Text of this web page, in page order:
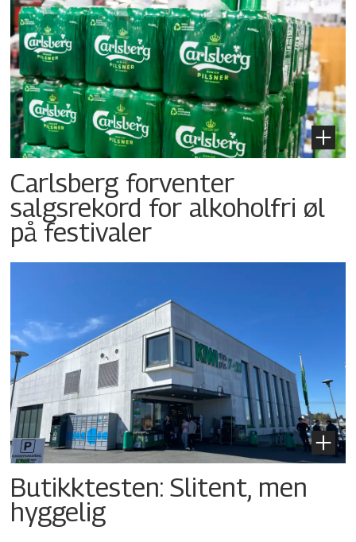
Carlsberg forventer
salgsrekord for alkoholfri øl
på festivaler
Butikktesten: Slitent, men
hyggelig